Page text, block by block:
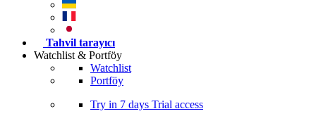
Tahvil tarayıcı
Watchlist & Portföy
Watchlist
Portföy
Try in 7 days Trial access